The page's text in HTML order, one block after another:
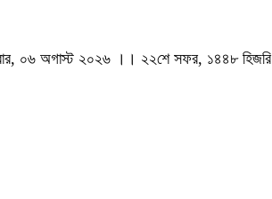
০৬ অগাস্ট ২০২৬ ।। ২২শে সফর, ১৪৪৮ হিজরি